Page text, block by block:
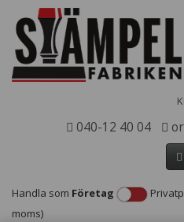
040-12 40 04
Handla som Företag
moms)